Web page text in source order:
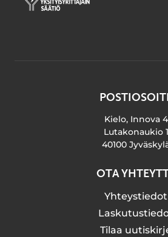
Kielo, Innova 4
Lutakonaukio 1
40100
OTA
Yhteystiedot
Tilaa